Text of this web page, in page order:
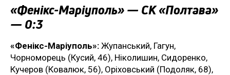
«Фенікс-Маріуполь» — СК «Полтава»
— 0:3
«Фенікс-Маріуполь»: Жупанський, Гагун,
Чорноморець (Кусий, 46), Ніколишин, Сидоренко,
Кучеров (Ковалюк, 56), Оріховський (Подоляк, 68),